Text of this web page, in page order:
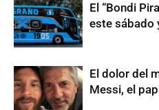
El “Bondi
este sábado
El dolor del
Messi, el